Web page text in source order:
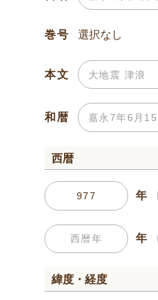
巻号
本文
和暦
西暦
年
年
緯度・経度